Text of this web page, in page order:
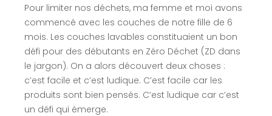
Pour limiter nos déchets, ma femme et moi avons
commencé avec les couches de notre fille de 6
mois. Les couches lavables constituaient un bon
défi pour des débutants en Zéro Déchet (ZD dans
le jargon). On a alors découvert deux choses :
c’est facile et c’est ludique. C’est facile car les
produits sont bien pensés. C’est ludique car c’est
un défi qui émerge.